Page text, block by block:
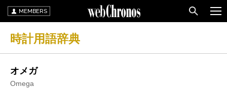
MEMBERS
時計用語辞典
オメガ
Omega